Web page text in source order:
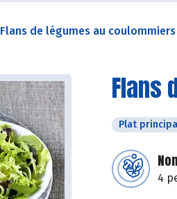
Flans de légumes au coulommiers
Flans
Plat
4